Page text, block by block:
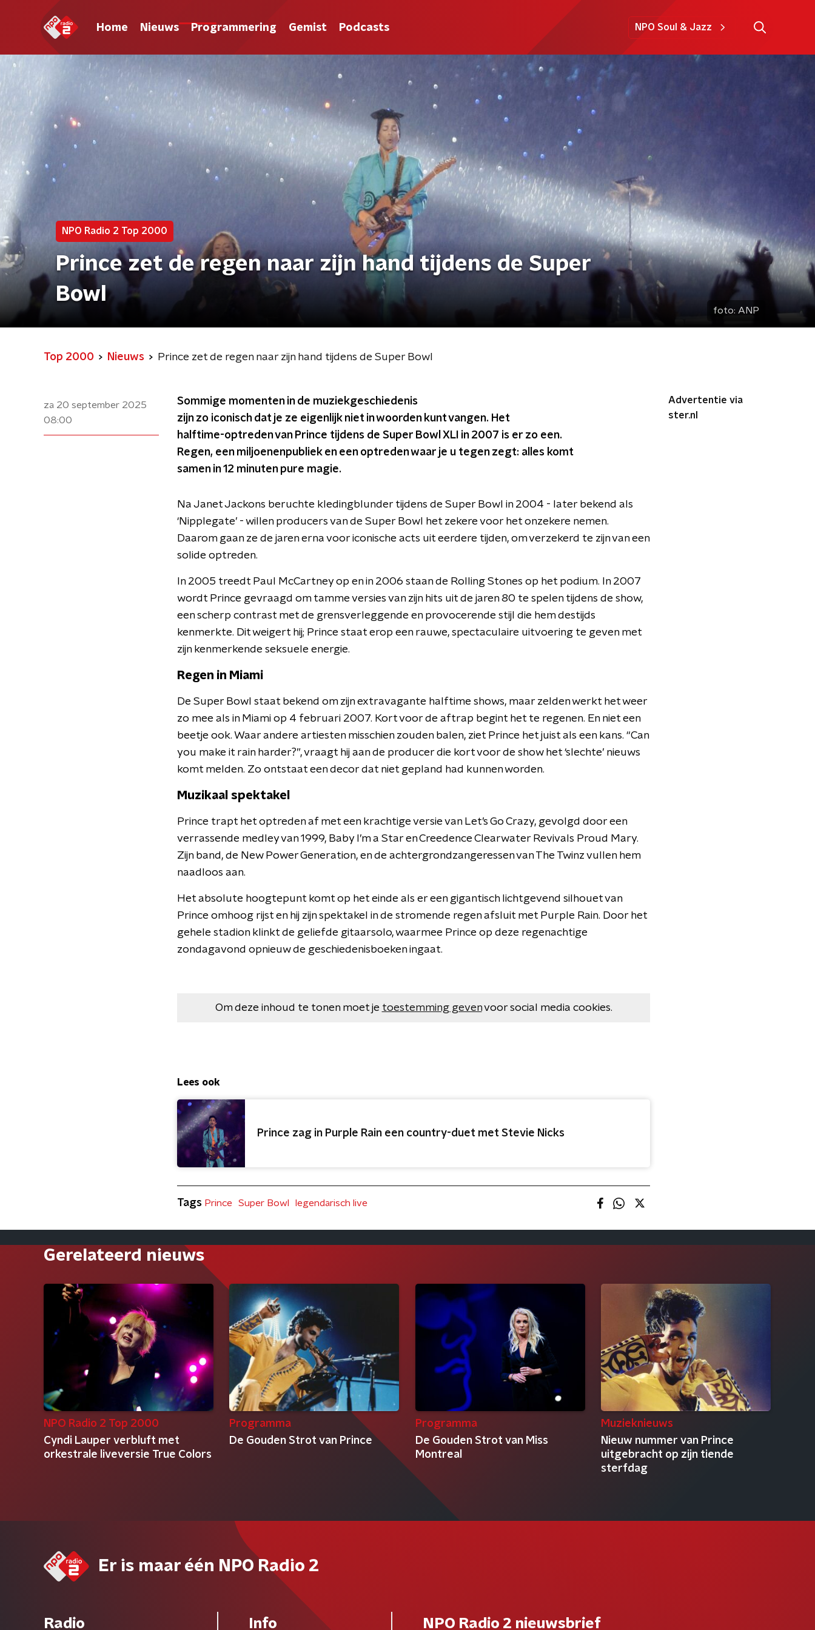
Home Nieuws Programmering Gemist Podcasts NPO Soul & Jazz
NPO Radio 2 Top 2000
Prince zet de regen naar zijn hand tijdens de Super
Bowl
foto: ANP
Top 2000 Nieuws Prince zet de regen naar zijn hand tijdens de Super Bowl
za 20 september 2025
08:00
Sommige momenten in de muziekgeschiedenis
zijn zo iconisch dat je ze eigenlijk niet in woorden kunt vangen. Het
halftime-optreden van Prince tijdens de Super Bowl XLI in 2007 is er zo een.
Regen, een miljoenenpubliek en een optreden waar je u tegen zegt: alles komt
samen in 12 minuten pure magie.
Na Janet Jackons beruchte kledingblunder tijdens de Super Bowl in 2004 - later bekend als
‘Nipplegate’ - willen producers van de Super Bowl het zekere voor het onzekere nemen.
Daarom gaan ze de jaren erna voor iconische acts uit eerdere tijden, om verzekerd te zijn van een
solide optreden.
In 2005 treedt Paul McCartney op en in 2006 staan de Rolling Stones op het podium. In 2007
wordt Prince gevraagd om tamme versies van zijn hits uit de jaren 80 te spelen tijdens de show,
een scherp contrast met de grensverleggende en provocerende stijl die hem destijds
kenmerkte. Dit weigert hij; Prince staat erop een rauwe, spectaculaire uitvoering te geven met
zijn kenmerkende seksuele energie.
Regen in Miami
De Super Bowl staat bekend om zijn extravagante halftime shows, maar zelden werkt het weer
zo mee als in Miami op 4 februari 2007. Kort voor de aftrap begint het te regenen. En niet een
beetje ook. Waar andere artiesten misschien zouden balen, ziet Prince het juist als een kans. “Can
you make it rain harder?”, vraagt hij aan de producer die kort voor de show het ‘slechte’ nieuws
komt melden. Zo ontstaat een decor dat niet gepland had kunnen worden.
Muzikaal spektakel
Prince trapt het optreden af met een krachtige versie van Let’s Go Crazy, gevolgd door een
verrassende medley van 1999, Baby I’m a Star en Creedence Clearwater Revivals Proud Mary.
Zijn band, de New Power Generation, en de achtergrondzangeressen van The Twinz vullen hem
naadloos aan.
Het absolute hoogtepunt komt op het einde als er een gigantisch lichtgevend silhouet van
Prince omhoog rijst en hij zijn spektakel in de stromende regen afsluit met Purple Rain. Door het
gehele stadion klinkt de geliefde gitaarsolo, waarmee Prince op deze regenachtige
zondagavond opnieuw de geschiedenisboeken ingaat.
Om deze inhoud te tonen moet je toestemming gevenvoor social media cookies.
Lees ook
Prince zag in Purple Rain een country-duet met Stevie Nicks
Advertentie via
ster.nl
Tags Prince Super Bowl legendarisch live
Gerelateerd nieuws
NPO Radio 2 Top 2000
Cyndi Lauper verbluft met
orkestrale liveversie True Colors
Programma
De Gouden Strot van Prince
Programma
De Gouden Strot van Miss
Montreal
Muzieknieuws
Nieuw nummer van Prince
uitgebracht op zijn tiende
sterfdag
Er is maar één NPO Radio 2
Radio Info NPO Radio 2 nieuwsbrief